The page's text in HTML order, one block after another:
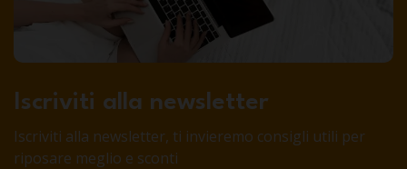
Iscriviti alla newsletter
Iscriviti alla newsletter, ti invieremo consigli utili per
riposare meglio e sconti